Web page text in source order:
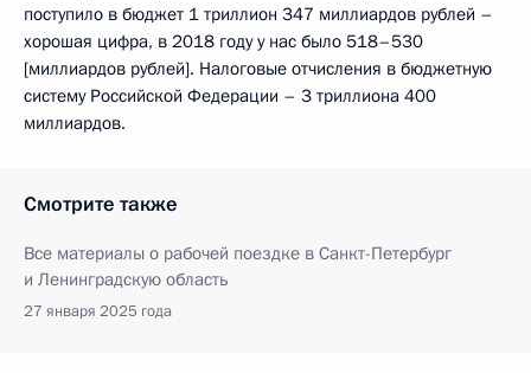
поступило в бюджет 1 триллион 347 миллиардов рублей –
хорошая цифра, в 2018 году у нас было 518–530
[миллиардов рублей]. Налоговые отчисления в бюджетную
систему Российской Федерации – 3 триллиона 400
миллиардов.
Смотрите также
Все материалы о рабочей поездке в Санкт-Петербург
и Ленинградскую область
27 января 2025 года